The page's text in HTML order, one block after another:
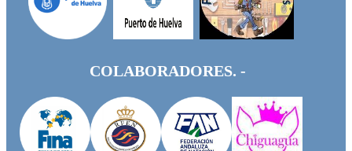
COLABORADORES. -